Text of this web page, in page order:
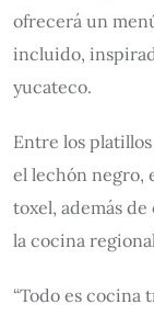
ofrecerá un
incluido,
yucateco.
Entre los
el lechón negro,
toxel, además
la cocina
“Todo es cocina